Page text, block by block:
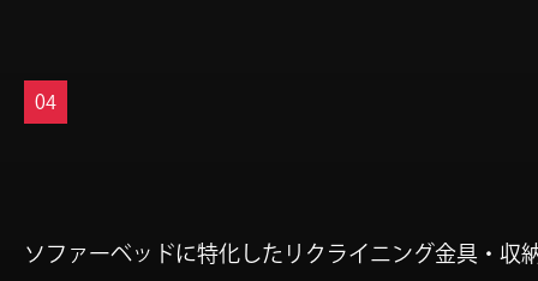
04
ソファーベッドに特化したリクライニング金具・収